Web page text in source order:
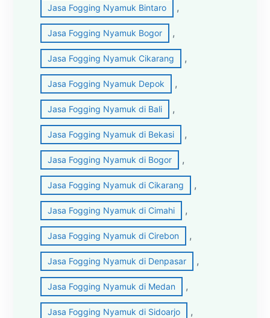
Jasa Fogging Nyamuk Bintaro ,
Jasa Fogging Nyamuk Bogor ,
Jasa Fogging Nyamuk Cikarang ,
Jasa Fogging Nyamuk Depok ,
Jasa Fogging Nyamuk di Bali ,
Jasa Fogging Nyamuk di Bekasi ,
Jasa Fogging Nyamuk di Bogor ,
Jasa Fogging Nyamuk di Cikarang ,
Jasa Fogging Nyamuk di Cimahi ,
Jasa Fogging Nyamuk di Cirebon ,
Jasa Fogging Nyamuk di Denpasar ,
Jasa Fogging Nyamuk di Medan ,
Jasa Fogging Nyamuk di Sidoarjo ,